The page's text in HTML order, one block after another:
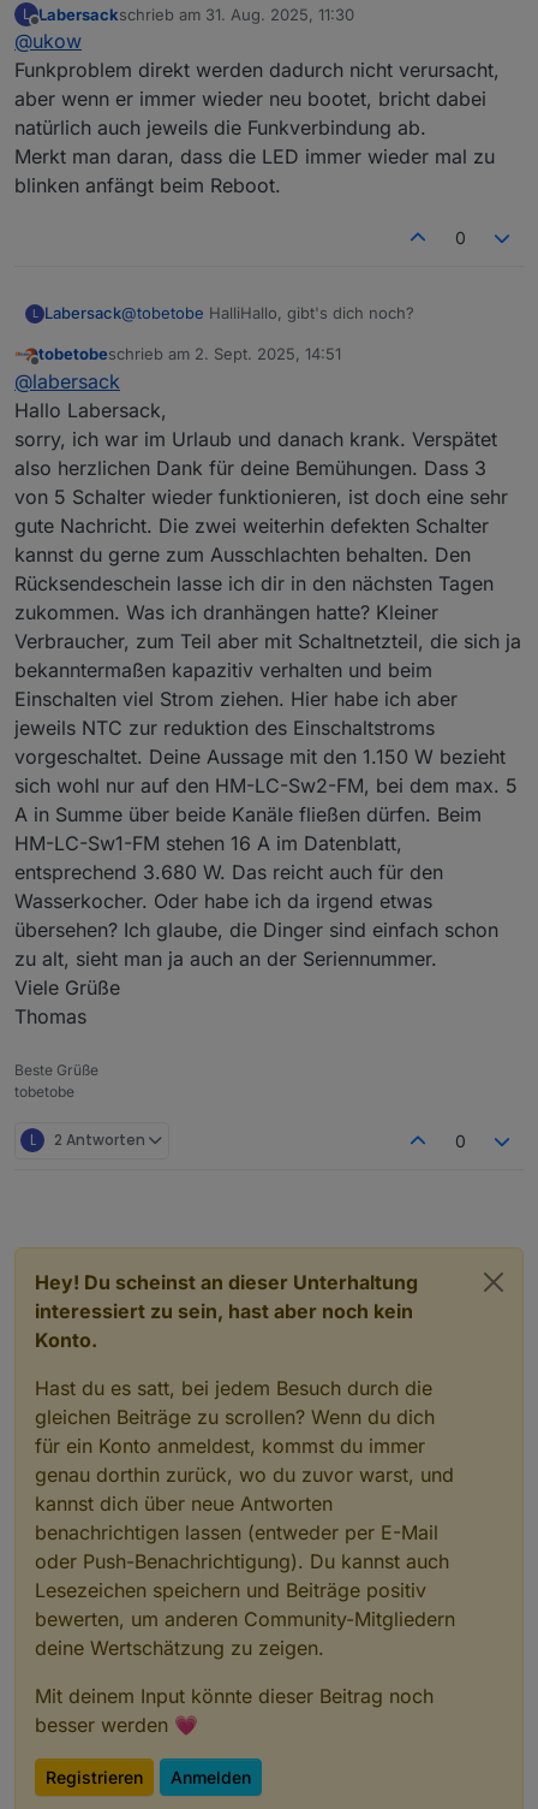
nach den Jahren habe ich vermehrt Funkprobleme, kann
L
Offline
Labersackschrieb am 31. Aug. 2025, 11:30
zuletzt editiert von
@ukow
Funkproblem direkt werden dadurch nicht verursacht,
aber wenn er immer wieder neu bootet, bricht dabei
natürlich auch jeweils die Funkverbindung ab.
Merkt man daran, dass die LED immer wieder mal zu
blinken anfängt beim Reboot.
0
L Labersack@tobetobe HalliHallo, gibt's dich noch?
Offline
tobetobeschrieb am 2. Sept. 2025, 14:51
zuletzt editiert von
@labersack
Hallo Labersack,
sorry, ich war im Urlaub und danach krank. Verspätet
also herzlichen Dank für deine Bemühungen. Dass 3
von 5 Schalter wieder funktionieren, ist doch eine sehr
gute Nachricht. Die zwei weiterhin defekten Schalter
kannst du gerne zum Ausschlachten behalten. Den
Rücksendeschein lasse ich dir in den nächsten Tagen
zukommen. Was ich dranhängen hatte? Kleiner
Verbraucher, zum Teil aber mit Schaltnetzteil, die sich ja
bekanntermaßen kapazitiv verhalten und beim
Einschalten viel Strom ziehen. Hier habe ich aber
jeweils NTC zur reduktion des Einschaltstroms
vorgeschaltet. Deine Aussage mit den 1.150 W bezieht
sich wohl nur auf den HM-LC-Sw2-FM, bei dem max. 5
A in Summe über beide Kanäle fließen dürfen. Beim
HM-LC-Sw1-FM stehen 16 A im Datenblatt,
entsprechend 3.680 W. Das reicht auch für den
Wasserkocher. Oder habe ich da irgend etwas
übersehen? Ich glaube, die Dinger sind einfach schon
zu alt, sieht man ja auch an der Seriennummer.
Viele Grüße
Thomas
Beste Grüße
tobetobe
L 2 Antworten 0
Hey! Du scheinst an dieser Unterhaltung
interessiert zu sein, hast aber noch kein
Konto.
Hast du es satt, bei jedem Besuch durch die
gleichen Beiträge zu scrollen? Wenn du dich
für ein Konto anmeldest, kommst du immer
genau dorthin zurück, wo du zuvor warst, und
kannst dich über neue Antworten
benachrichtigen lassen (entweder per E-Mail
oder Push-Benachrichtigung). Du kannst auch
Lesezeichen speichern und Beiträge positiv
bewerten, um anderen Community-Mitgliedern
deine Wertschätzung zu zeigen.
Mit deinem Input könnte dieser Beitrag noch
besser werden 💗
Registrieren Anmelden